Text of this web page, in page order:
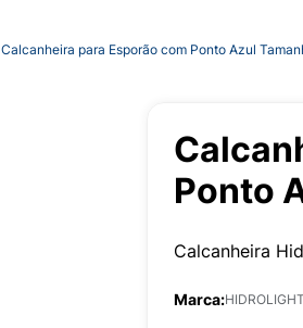
Calcanheira para Esporão com Ponto Azul
Ponto
Calcanheira
Marca:HIDROLIGHT